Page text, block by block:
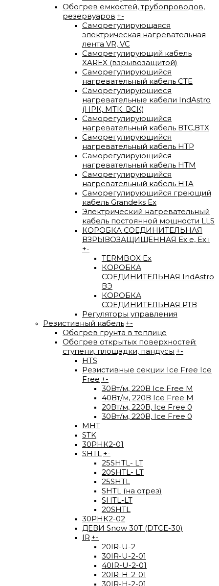
Обогрев емкостей, трубопроводов,
резервуаров +-
Саморегулирующаяся
электрическая нагревательная
лента VR, VC
Саморегулирующий кабель
XAREX (взрывозащитой)
Саморегулирующийся
нагревательный кабель СТЕ
Саморегулирующиеся
нагревательные кабели IndAstro
(НРК, МТК. ВСК)
Саморегулирующийся
нагревательный кабель ВTС,ВТХ
Саморегулирующийся
нагревательный кабель HTP
Саморегулирующийся
нагревательный кабель HTM
Саморегулирующийся
нагревательный кабель HTA
Саморегулирующийся греющий
кабель Grandeks Ex
Электрический нагревательный
кабель постоянной мощности LLS
КОРОБКА СОЕДИНИТЕЛЬНАЯ
ВЗРЫВОЗАЩИЩЕННАЯ Ex e, Ex i
+-
TERMBOX Еx
КОРОБКА
СОЕДИНИТЕЛЬНАЯ IndAstro
ВЭ
КОРОБКА
СОЕДИНИТЕЛЬНАЯ РТВ
Регуляторы управления
Резистивный кабель +-
Обогрев грунта в теплице
Обогрев открытых поверхностей:
ступени, площадки, пандусы +-
HTS
Резистивные секции Ice Free Ice
Free +-
30Вт/м, 220В Ice Free М
40Вт/м, 220В Ice Free M
20Вт/м, 220В, Ice Free 0
30Вт/м, 220В, Ice Free 0
МНТ
STK
30РНК2-01
SHTL +-
25SHTL- LT
20SHTL- LT
25SHTL
SHTL (на отрез)
SHTL-LT
20SHTL
30РНК2-02
ДЕВИ Snow 30T (DTCE-30)
IR +-
20IR-U-2
30IR-U-2-01
40IR-U-2-01
20IR-H-2-01
30IR-H-2-01